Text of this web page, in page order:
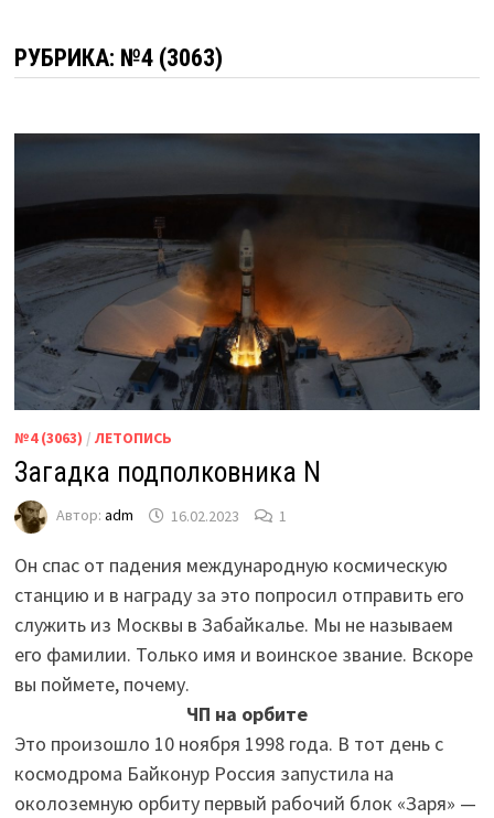
РУБРИКА: №4 (3063)
№4 (3063) / ЛЕТОПИСЬ
Загадка подполковника N
Автор: adm 16.02.2023 1
Он спас от падения международную космическую
станцию и в награду за это попросил отправить его
служить из Москвы в Забайкалье. Мы не называем
его фамилии. Только имя и воинское звание. Вскоре
вы поймете, почему.
ЧП на орбите
Это произошло 10 ноября 1998 года. В тот день с
космодрома Байконур Россия запустила на
околоземную орбиту первый рабочий блок «Заря» —